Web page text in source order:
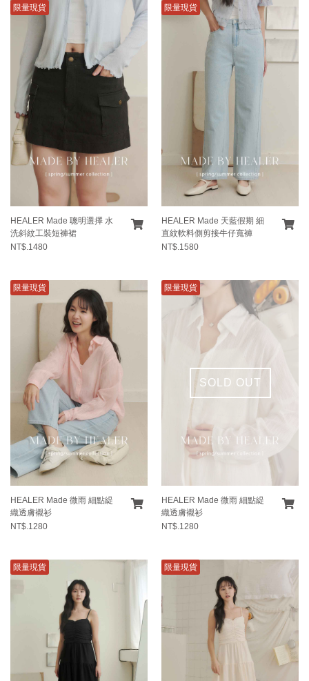
限量現貨
HEALER Made 聰明選擇 水
洗斜紋工裝短褲裙
NT$.1480
限量現貨
HEALER Made 天藍假期 細
直紋軟料側剪接牛仔寬褲
NT$.1580
限量現貨
HEALER Made 微雨 細點緹
織透膚襯衫
NT$.1280
SOLD OUT
限量現貨
HEALER Made 微雨 細點緹
織透膚襯衫
NT$.1280
限量現貨 限量現貨